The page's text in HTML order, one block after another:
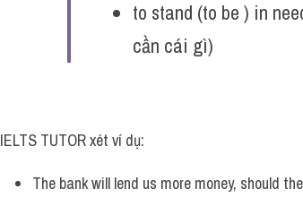
to stand (to be ) in
cần cái gì)
IELTS TUTOR xét ví dụ:
The bank will lend us more money, should